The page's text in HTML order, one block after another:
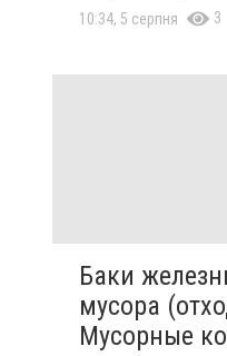
10:34, 5 серпня 3
Баки
мусора
Мусорные